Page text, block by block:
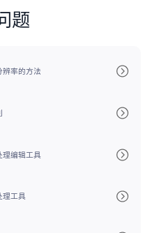
题
辨率的方法
理编辑工具
理工具